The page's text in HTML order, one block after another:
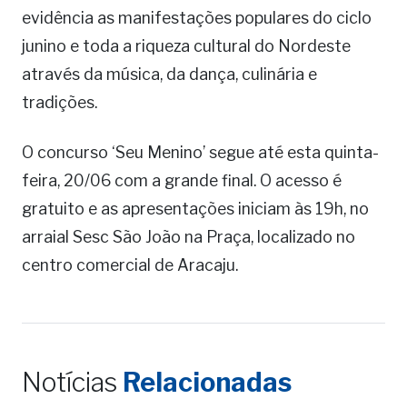
evidência as manifestações populares do ciclo
junino e toda a riqueza cultural do Nordeste
através da música, da dança, culinária e
tradições.
O concurso ‘Seu Menino’ segue até esta quinta-
feira, 20/06 com a grande final. O acesso é
gratuito e as apresentações iniciam às 19h, no
arraial Sesc São João na Praça, localizado no
centro comercial de Aracaju.
Notícias Relacionadas